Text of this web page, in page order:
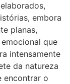
embora
planas,
que
intensamente
da natureza
encontrar o